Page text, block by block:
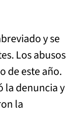
y se
Los abusos
de este año.
la denuncia y
la